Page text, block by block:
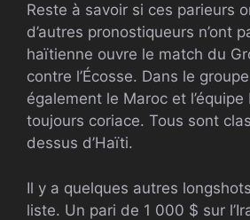
Reste à savoir si ces parieurs
d’autres pronostiqueurs n’ont
haïtienne ouvre le match du
contre l’Écosse. Dans le
également le Maroc et
toujours coriace. Tous sont
dessus d’Haïti.
Il y a quelques autres
liste. Un pari de 1 000 $ sur